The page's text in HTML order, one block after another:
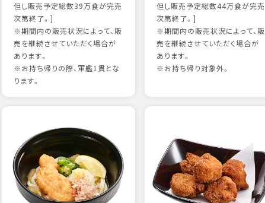
但し販売予定総数39万食が完売
次第終了。]
※期間内の販売状況によって、販
売を継続させていただく場合が
あります。
※お持ち帰りの際、軍艦1貫とな
ります。
但し販売予定総数44万食が完売
次第終了。]
※期間内の販売状況によって、販
売を継続させていただく場合が
あります。
※お持ち帰り対象外。